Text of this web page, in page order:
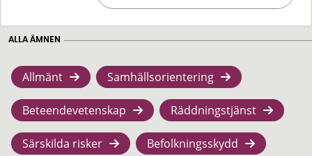
ALLA ÄMNEN
Allmänt Samhällsorientering
Beteendevetenskap Räddningstjänst
Särskilda risker Befolkningsskydd